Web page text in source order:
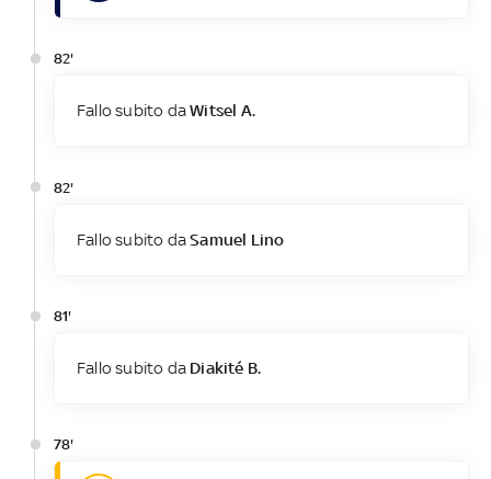
82'
Fallo subito daWitsel A.
82'
Fallo subito daSamuel Lino
81'
Fallo subito da Diakité B.
78'